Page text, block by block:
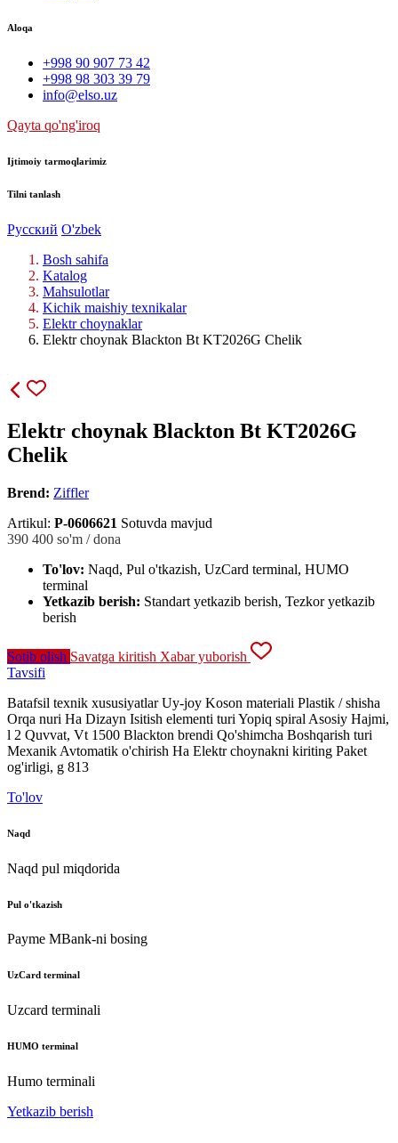
Aloqa
+998 90 907 73 42
+998 98 303 39 79
info@elso.uz
Qayta qo'ng'iroq
Ijtimoiy tarmoqlarimiz
Tilni tanlash
Русский O'zbek
Bosh sahifa
Katalog
Mahsulotlar
Kichik maishiy texnikalar
Elektr choynaklar
Elektr choynak Blackton Bt KT2026G Chelik
Elektr choynak Blackton Bt KT2026G
Chelik
Brend: Ziffler
Artikul: P-0606621 Sotuvda mavjud
390 400 so'm / dona
To'lov: Naqd, Pul o'tkazish, UzCard terminal, HUMO
terminal
Yetkazib berish: Standart yetkazib berish, Tezkor yetkazib
berish
Sotib olish Savatga kiritish Xabar yuborish
Tavsifi
Batafsil texnik xususiyatlar Uy-joy Koson materiali Plastik / shisha
Orqa nuri Ha Dizayn Isitish elementi turi Yopiq spiral Asosiy Hajmi,
l 2 Quvvat, Vt 1500 Blackton brendi Qo'shimcha Boshqarish turi
Mexanik Avtomatik o'chirish Ha Elektr choynakni kiriting Paket
og'irligi, g 813
To'lov
Naqd
Naqd pul miqdorida
Pul o'tkazish
Payme MBank-ni bosing
UzCard terminal
Uzcard terminali
HUMO terminal
Humo terminali
Yetkazib berish